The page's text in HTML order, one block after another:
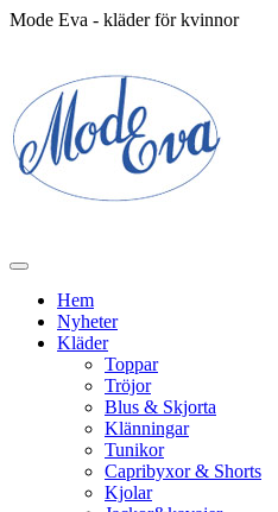
Mode Eva - kläder för kvinnor
Hem
Nyheter
Kläder
Toppar
Tröjor
Blus & Skjorta
Klänningar
Tunikor
Capribyxor & Shorts
Kjolar